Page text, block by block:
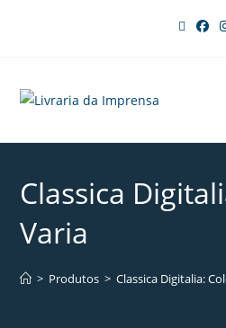
Classica
Varia
> Produtos > Classica Digitalia: